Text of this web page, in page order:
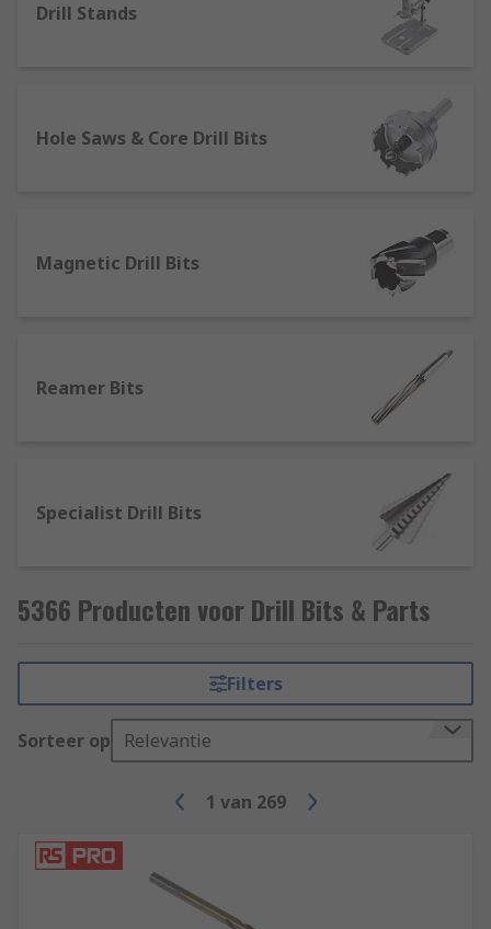
Drill Stands
Hole Saws & Core Drill Bits
Magnetic Drill Bits
Reamer Bits
Specialist Drill Bits
5366 Producten voor Drill Bits & Parts
Filters
Sorteer op Relevantie
1 van 269